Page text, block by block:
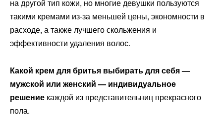
на другой тип кожи, но многие девушки пользуются
такими кремами из-за меньшей цены, экономности в
расходе, а также лучшего скольжения и
эффективности удаления волос.
Какой крем для бритья выбирать для себя —
мужской или женский — индивидуальное
решение каждой из представительниц прекрасного
пола.